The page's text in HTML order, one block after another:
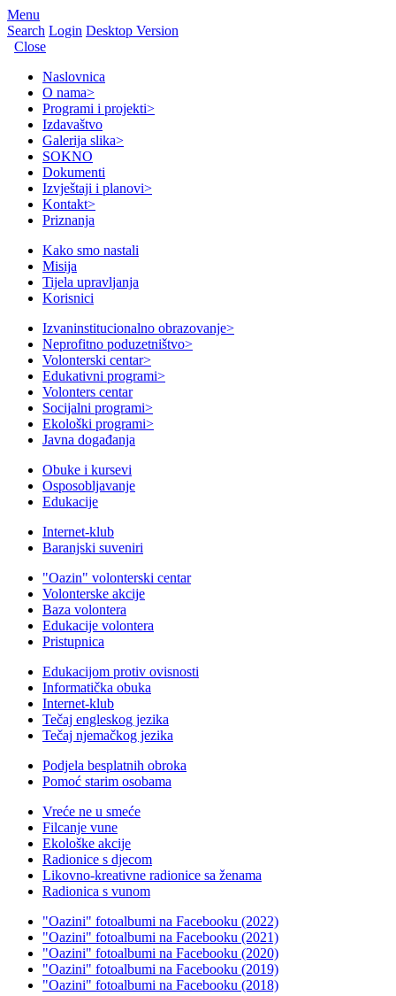
Menu
Search Login Desktop Version
Close
Naslovnica
O nama>
Programi i projekti>
Izdavaštvo
Galerija slika>
SOKNO
Dokumenti
Izvještaji i planovi>
Kontakt>
Priznanja
Kako smo nastali
Misija
Tijela upravljanja
Korisnici
Izvaninstitucionalno obrazovanje>
Neprofitno poduzetništvo>
Volonterski centar>
Edukativni programi>
Volonters centar
Socijalni programi>
Ekološki programi>
Javna događanja
Obuke i kursevi
Osposobljavanje
Edukacije
Internet-klub
Baranjski suveniri
"Oazin" volonterski centar
Volonterske akcije
Baza volontera
Edukacije volontera
Pristupnica
Edukacijom protiv ovisnosti
Informatička obuka
Internet-klub
Tečaj engleskog jezika
Tečaj njemačkog jezika
Podjela besplatnih obroka
Pomoć starim osobama
Vreće ne u smeće
Filcanje vune
Ekološke akcije
Radionice s djecom
Likovno-kreativne radionice sa ženama
Radionica s vunom
"Oazini" fotoalbumi na Facebooku (2022)
"Oazini" fotoalbumi na Facebooku (2021)
"Oazini" fotoalbumi na Facebooku (2020)
"Oazini" fotoalbumi na Facebooku (2019)
"Oazini" fotoalbumi na Facebooku (2018)